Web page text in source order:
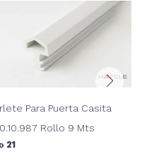
Para Puerta Casita
Rollo 9 Mts
21